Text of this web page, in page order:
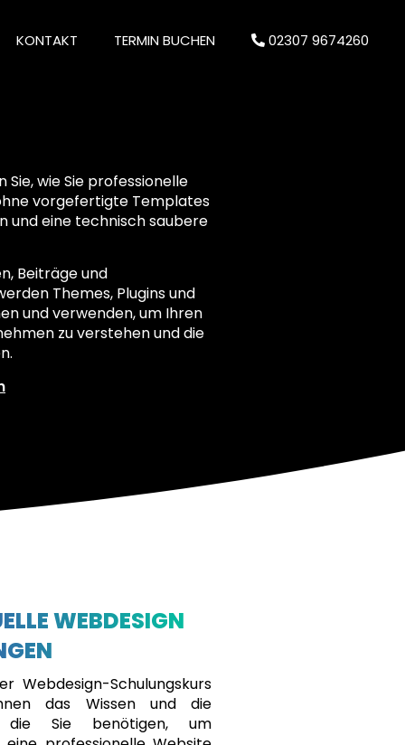
KONTAKT TERMIN BUCHEN 02307 9674260
wie Sie professionelle
vorgefertigte Templates
und eine technisch saubere
Beiträge und
Themes, Plugins und
und verwenden, um Ihren
zu verstehen und die
WEBDESIGN
Webdesign-Schulungskurs
das Wissen und die
die Sie benötigen, um